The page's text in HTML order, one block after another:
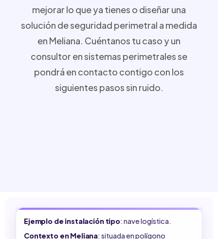
mejorar lo que ya tienes o diseñar una
solución de seguridad perimetral a medida
en Meliana. Cuéntanos tu caso y un
consultor en sistemas perimetrales se
pondrá en contacto contigo con los
siguientes pasos sin ruido.
Ejemplo de instalación tipo: nave logística.
Contexto en Meliana: situada en polígono